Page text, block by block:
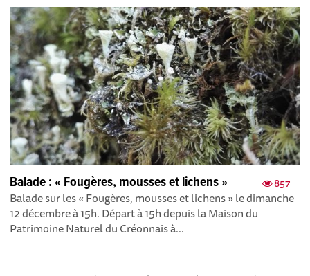
857
Balade : « Fougères, mousses et lichens »
Balade sur les « Fougères, mousses et lichens » le dimanche
12 décembre à 15h. Départ à 15h depuis la Maison du
Patrimoine Naturel du Créonnais à...